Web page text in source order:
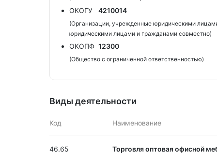
ОКОГУ 4210014
(Организации, учрежденные юридическими
юридическими лицами и гражданами совместно)
ОКОПФ 12300
(Общество с ограниченной ответственностью)
Виды деятельности
Код Наименование
46.65 Торговля оптовая офисной